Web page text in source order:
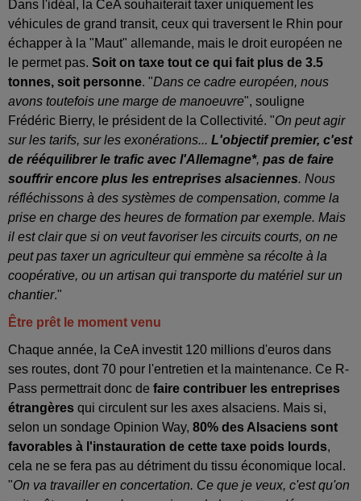
Dans l'idéal, la CeA souhaiterait taxer uniquement les
véhicules de grand transit, ceux qui traversent le Rhin pour
échapper à la "Maut" allemande, mais le droit européen ne
le permet pas. Soit on taxe tout ce qui fait plus de 3.5
tonnes, soit personne. "Dans ce cadre européen, nous
avons toutefois une marge de manoeuvre", souligne
Frédéric Bierry, le président de la Collectivité. "On peut agir
sur les tarifs, sur les exonérations... L'objectif premier, c'est
de rééquilibrer le trafic avec l'Allemagne*, pas de faire
souffrir encore plus les entreprises alsaciennes. Nous
réfléchissons à des systèmes de compensation, comme la
prise en charge des heures de formation par exemple. Mais
il est clair que si on veut favoriser les circuits courts, on ne
peut pas taxer un agriculteur qui emmène sa récolte à la
coopérative, ou un artisan qui transporte du matériel sur un
chantier."
Être prêt le moment venu
Chaque année, la CeA investit 120 millions d'euros dans
ses routes, dont 70 pour l'entretien et la maintenance. Ce R-
Pass permettrait donc de faire contribuer les entreprises
étrangères qui circulent sur les axes alsaciens. Mais si,
selon un sondage Opinion Way, 80% des Alsaciens sont
favorables à l'instauration de cette taxe poids lourds,
cela ne se fera pas au détriment du tissu économique local.
"On va travailler en concertation. Ce que je veux, c'est qu'on